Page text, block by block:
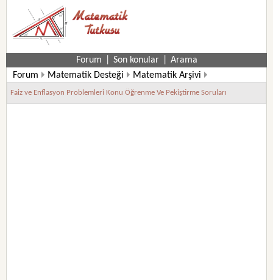
Forum Son konular
Arama
Forum
Matematik Desteği
Matematik Arşivi
Çözümlü Matematik Soruları
Faiz ve Enflasyon Problemleri Konu Öğrenme Ve Pekiştirme Soruları